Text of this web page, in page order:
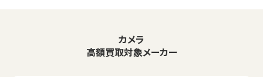
カメラ
高額買取対象メーカー